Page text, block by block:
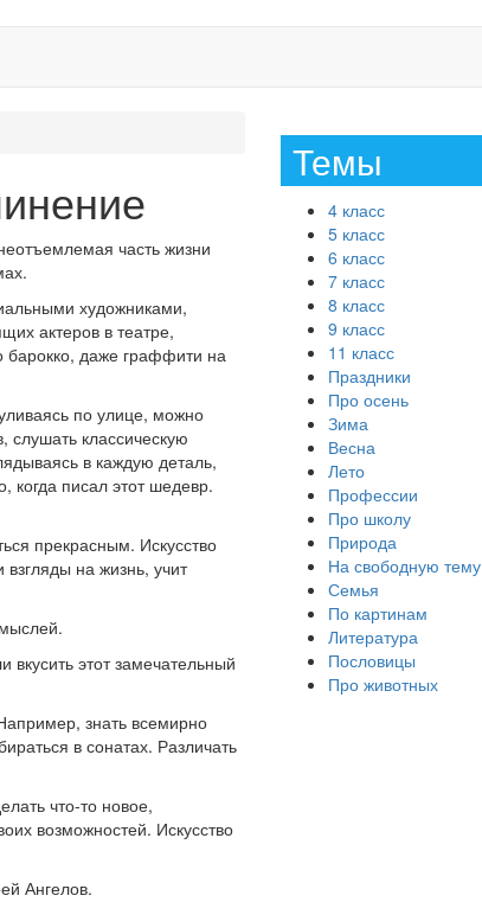
часть жизни
художниками,
актеров в театре,
барокко, даже граффити на
по улице, можно
слушать классическую
в каждую деталь,
когда писал этот шедевр.
прекрасным. Искусство
на жизнь, учит
этот замечательный
знать всемирно
в сонатах. Различать
что-то новое,
возможностей. Искусство
Ангелов.
Темы
4 класс
5 класс
6 класс
7 класс
8 класс
9 класс
11 класс
Праздники
Про осень
Зима
Весна
Лето
Профессии
Про школу
Природа
На свободную тему
Семья
По картинам
Литература
Пословицы
Про животных